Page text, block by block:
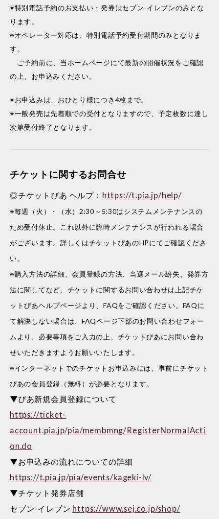
※特別電話予約のお支払い・発券はセブン-イレブンのみとな
ります。
※オペレーター対応は、特別電話予約受付期間のみとなりま
す。
ご予約前に、当ホームページにて最新の開催状況をご確認
の上、お申込みください。
※お申込みは、おひとり様につき4枚まで。
※一般発売は先着順での受付となりますので、予定枚数に達し
次第受付終了となります。
チケットに関するお問合せ
◎チケットぴあ ヘルプ： https://t.pia.jp/help/
※毎週（火）・（水）2:30～5:30はシステムメンテナンスの
ため受付休止。これ以外に臨時メンテナンスが行われる場合
がございます。詳しくはチケットぴあのHPにてご確認くださ
い。
※購入方法の詳細、会員登録の方法、当選メール紛失、発券方
法に関してなど、チケットに関するお問い合わせは上記チケ
ットぴあヘルプページより、FAQをご確認ください。FAQに
て解決しない場合は、FAQページ下部のお問い合わせフォー
ムより、必要事項をご入力の上、チケットぴあにお問い合わ
せいただきますようお願いいたします。
※インターネットでのチケットお申込みには、事前にチケット
ぴあの会員登録（無料）が必要となります。
▼ぴあ新規会員登録について
https://ticket-
account.pia.jp/pia/membmng/RegisterNormalActi
on.do
▼お申込みの流れについての詳細
https://t.pia.jp/pia/events/kageki-lv/
▼チケット発券店舗
セブン-イレブン https://www.sej.co.jp/shop/